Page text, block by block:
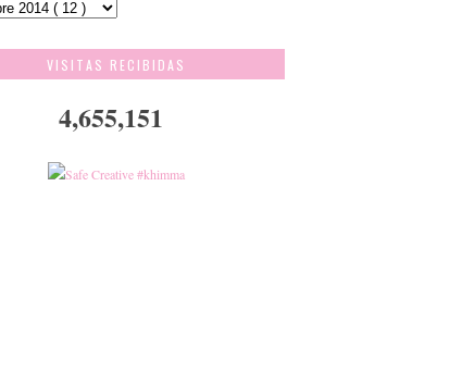
VISITAS RECIBIDAS
4,655,151